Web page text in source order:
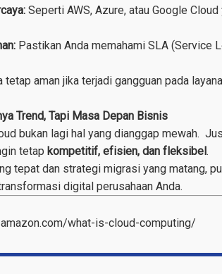
Seperti AWS, Azure, atau Google
Pastikan Anda memahami SLA (Service
tetap aman jika terjadi gangguan pada
Trend, Tapi Masa Depan Bisnis
bukan lagi hal yang dianggap mewah.
tetap kompetitif, efisien, dan fleksibel.
tepat dan strategi migrasi yang matang,
digital perusahaan Anda.
what-is-cloud-computing/